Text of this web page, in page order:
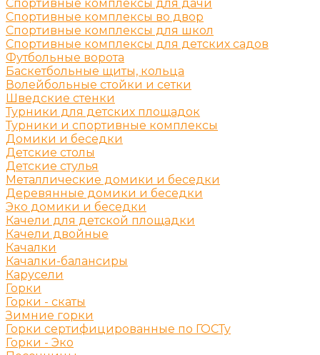
Спортивные комплексы для дачи
Спортивные комплексы во двор
Спортивные комплексы для школ
Спортивные комплексы для детских садов
Футбольные ворота
Баскетбольные щиты, кольца
Волейбольные стойки и сетки
Шведские стенки
Турники для детских площадок
Турники и спортивные комплексы
Домики и беседки
Детские столы
Детские стулья
Металлические домики и беседки
Деревянные домики и беседки
Эко домики и беседки
Качели для детской площадки
Качели двойные
Качалки
Качалки-балансиры
Карусели
Горки
Горки - скаты
Зимние горки
Горки сертифицированные по ГОСТу
Горки - Эко